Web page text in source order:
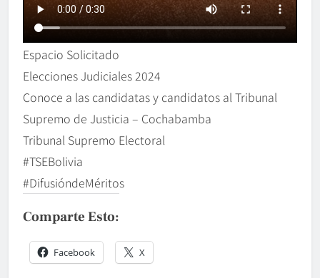
Espacio Solicitado
Elecciones Judiciales 2024
Conoce a las candidatas y candidatos al Tribunal
Supremo de Justicia – Cochabamba
Tribunal Supremo Electoral
#TSEBolivia
#DifusióndeMéritos
Comparte Esto:
Facebook X